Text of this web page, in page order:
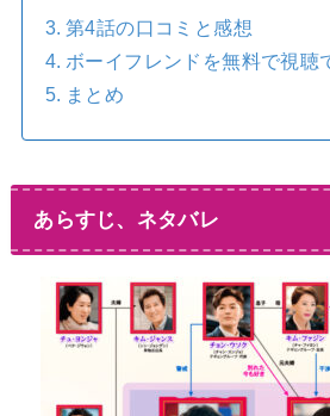
第4話の口コミと感想
ボーイフレンドを無料で視聴
まとめ
あらすじ、ネタバレ